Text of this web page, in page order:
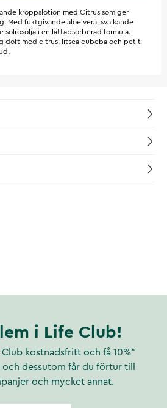
kroppslotion med Citrus som ger
Med fuktgivande aloe vera, svalkande
solrosolja i en lättabsorberad formula.
doft med citrus, litsea cubeba och petit
i Life Club!
kostnadsfritt och få 10%*
dessutom får du förtur till
och mycket annat.